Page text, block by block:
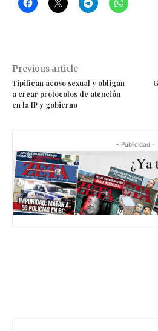
Previous article
Tipifican acoso sexual y obligan
a crear protocolos de atención
en la IP y gobierno
- Publicidad -